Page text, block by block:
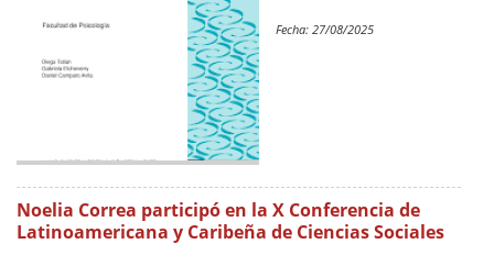
Fecha: 27/08/2025
Noelia Correa participó en la X Conferencia de
Latinoamericana y Caribeña de Ciencias Sociales